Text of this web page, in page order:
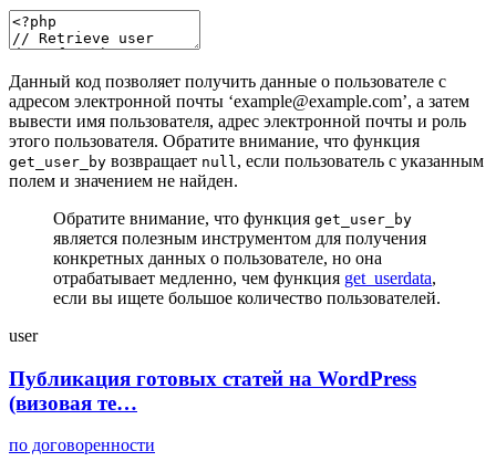
Данный код позволяет получить данные о пользователе с
адресом электронной почты ‘example@example.com’, а затем
вывести имя пользователя, адрес электронной почты и роль
этого пользователя. Обратите внимание, что функция
get_user_by возвращает null , если пользователь с указанным
полем и значением не найден.
Обратите внимание, что функция get_user_by
является полезным инструментом для получения
конкретных данных о пользователе, но она
отрабатывает медленно, чем функция get_userdata,
если вы ищете большое количество пользователей.
user
Публикация готовых статей на WordPress
(визовая те…
по договоренности